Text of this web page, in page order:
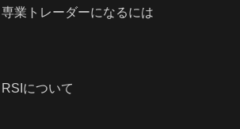
専業トレーダーになるには
RSIについて